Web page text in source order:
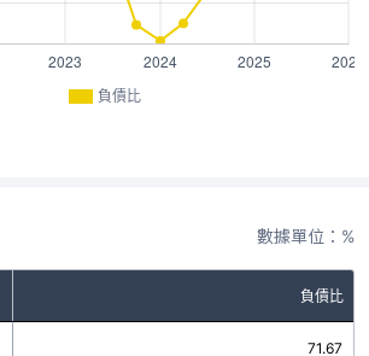
負債比
數據單位：%
負債比
71.67